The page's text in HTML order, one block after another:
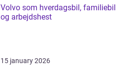
Volvo som hverdagsbil, familiebil
og arbejdshest
15 january 2026